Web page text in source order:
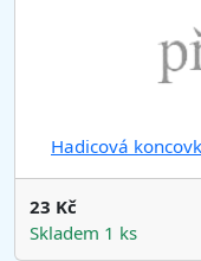
Hadicová
23 Kč
Skladem 1 ks